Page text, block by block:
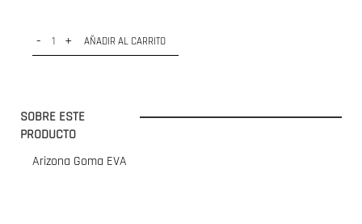
- + AÑADIR AL CARRITO
SOBRE ESTE
PRODUCTO
Arizona Goma EVA